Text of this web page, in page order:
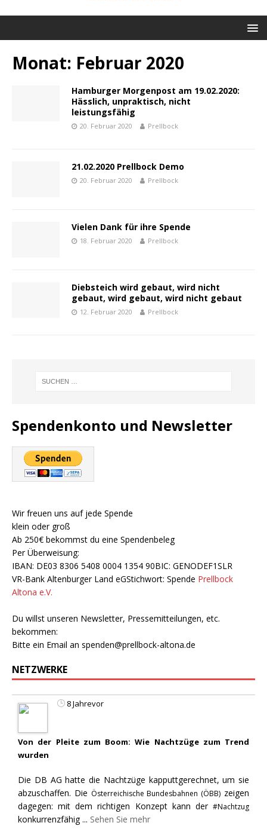
Monat: Februar 2020
Hamburger Morgenpost am 19.02.2020:
Hässlich, unpraktisch, nicht
leistungsfähig
20. Februar 2020 Prellbock
21.02.2020 Prellbock Demo
20. Februar 2020 Prellbock
Vielen Dank für ihre Spende
18. Februar 2020 Prellbock
Diebsteich wird gebaut, wird nicht
gebaut, wird gebaut, wird nicht gebaut
12. Februar 2020 Prellbock
Spendenkonto und Newsletter
Wir freuen uns auf jede Spende
klein oder groß
Ab 250€ bekommst du eine Spendenbeleg
Per Überweisung:
IBAN: DE03 8306 5408 0004 1354 90BIC: GENODEF1SLR
VR-Bank Altenburger Land eGStichwort: Spende Prellbock
Altona e.V.
Du willst unseren Newsletter, Pressemitteilungen, etc.
bekommen:
Bitte ein Email an spenden@prellbock-altona.de
NETZWERKE
8 Jahrevor
Von der Pleite zum Boom: Wie Nachtzüge zum Trend
wurden
Die DB AG hatte die Nachtzüge kapputtgerechnet, um sie
abzuschaffen. Die Österreichische Bundesbahnen (ÖBB) zeigen
dagegen: mit dem richtigen Konzept kann der #Nachtzug
konkurrenzfähig ... Sehen Sie mehr